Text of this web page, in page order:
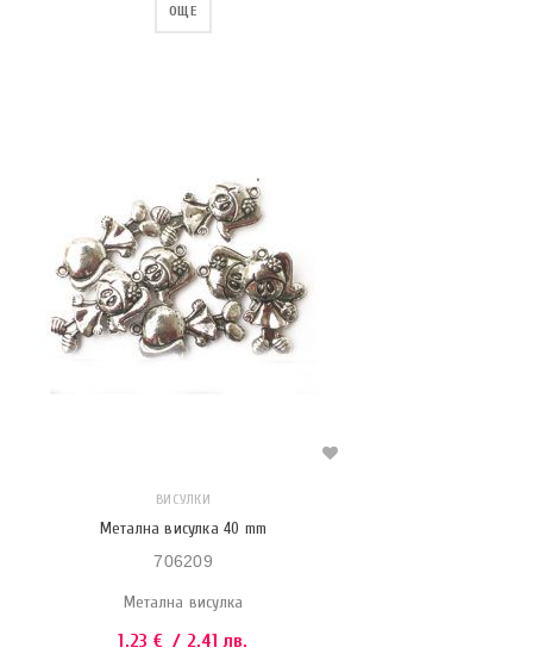
ОЩЕ
ВИСУЛКИ
Метална висулка 40 mm
706209
Метална висулка
1.23 € / 2.41 лв.